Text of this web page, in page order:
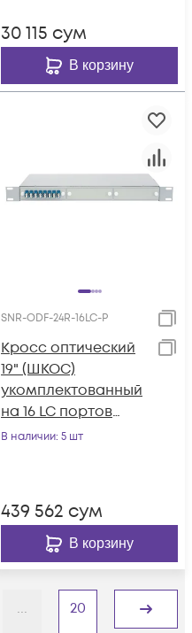
30 115 сум
В корзину
SNR-ODF-24R-16LC-P
Кросс оптический
19" (ШКОС)
укомплектованный
на 16 LC портов
(комплект с
В наличии: 5 шт
439 562 сум
В корзину
... 20
Дальше